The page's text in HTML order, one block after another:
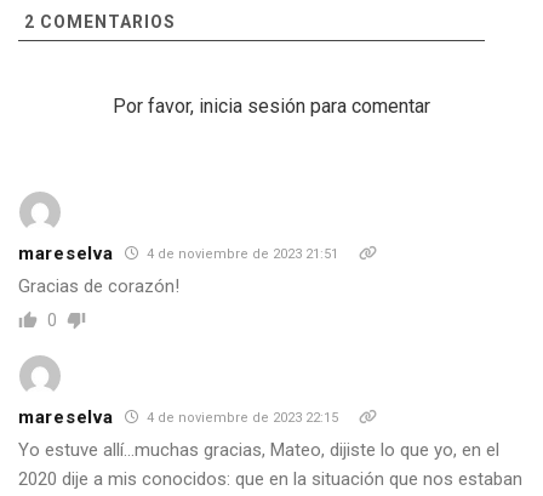
exponer la perversa agenda 2030.
civiles para que recuperen su honor, su dignidad y su
juramento de servir y proteger a los ciudadanos.
estamos contigo y entre todos lo vamos a conseguir.
Asóciate y colabora con nosotros para recuperar nuestros
derechos y libertades.
Debemos defendernos y luchar por nuestros derechos y
libertades.
Policías por la Libertad, la Policía del Pueblo.
empecemos a trabajar para el PUEBLO, nuestras
corporaciones y nuestro trabajo irán
siempre de mal en peor.🙌
Por favor, inicia sesión para comentar
2 COMENTARIOS
mareselva 4 de noviembre de 2023 21:51
Gracias de corazón!
0
mareselva 4 de noviembre de 2023 22:15
Yo estuve allí…muchas gracias, Mateo, dijiste lo que yo, en el
2020 dije a mis conocidos: que en la situación que nos estaban